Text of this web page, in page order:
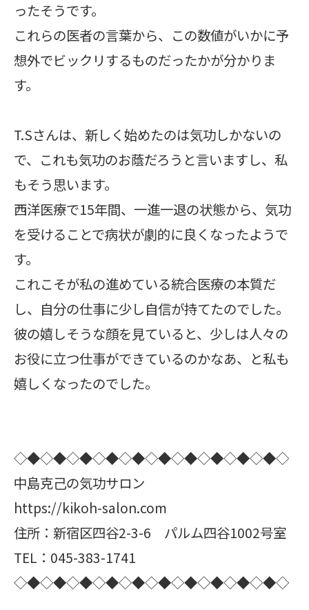
ったそうです。
これらの医者の言葉から、この数値がいかに予
想外でビックリするものだったかが分かりま
す。
T.Sさんは、新しく始めたのは気功しかないの
で、これも気功のお蔭だろうと言いますし、私
もそう思います。
西洋医療で15年間、一進一退の状態から、気功
を受けることで病状が劇的に良くなったようで
す。
これこそが私の進めている統合医療の本質だ
し、自分の仕事に少し自信が持てたのでした。
彼の嬉しそうな顔を見ていると、少しは人々の
お役に立つ仕事ができているのかなあ、と私も
嬉しくなったのでした。
◇◆◇◆◇◆◇◆◇◆◇◆◇◆◇◆◇◆◇◆◇
中島克己の気功サロン
https://kikoh-salon.com
住所：新宿区四谷2-3-6 パルム四谷1002号室
TEL：045-383-1741
◇◆◇◆◇◆◇◆◇◆◇◆◇◆◇◆◇◆◇◆◇